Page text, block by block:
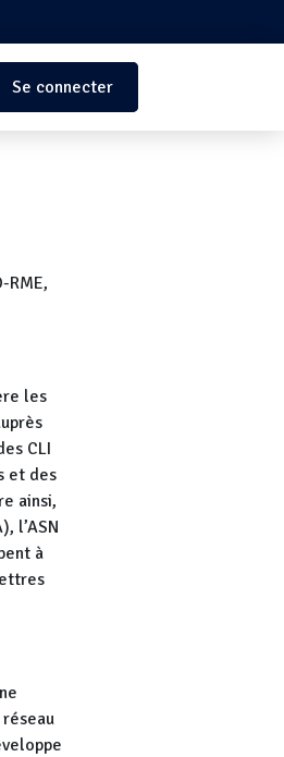
de
Se connecter
RME,
les
CLI
et des
ainsi,
l’ASN
à